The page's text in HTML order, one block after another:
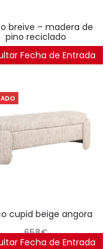
pino reciclado
442€
Fecha de Entrada
cupid beige angora
658€
Fecha de Entrada